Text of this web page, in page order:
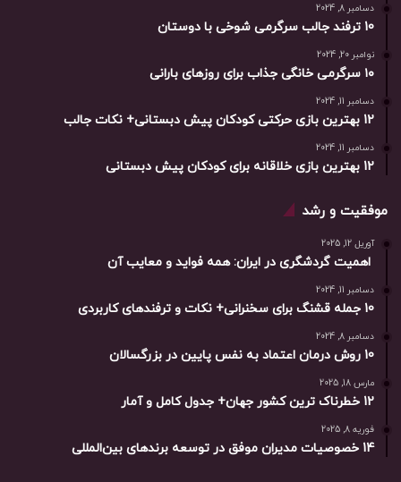
دسامبر 8, 2024
10 ترفند جالب سرگرمی شوخی با دوستان
نوامبر 20, 2024
۱۰ سرگرمی خانگی جذاب برای روزهای بارانی
دسامبر 11, 2024
12 بهترین بازی حرکتی کودکان پیش دبستانی+ نکات جالب
دسامبر 11, 2024
12 بهترین بازی خلاقانه برای کودکان پیش دبستانی
موفقیت و رشد
آوریل 12, 2025
اهمیت گردشگری در ایران: همه فواید و معایب آن
دسامبر 11, 2024
10 جمله قشنگ برای سخنرانی+ نکات و ترفندهای کاربردی
دسامبر 8, 2024
10 روش درمان اعتماد به نفس پایین در بزرگسالان
مارس 18, 2025
12 خطرناک ترین کشور جهان+ جدول کامل و آمار
فوریه 8, 2025
14 خصوصیات مدیران موفق در توسعه برندهای بین‌المللی